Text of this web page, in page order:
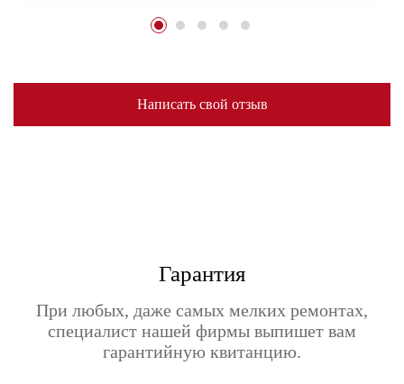
Написать свой отзыв
Гарантия
При любых, даже самых мелких ремонтах,
специалист нашей фирмы выпишет вам
гарантийную квитанцию.